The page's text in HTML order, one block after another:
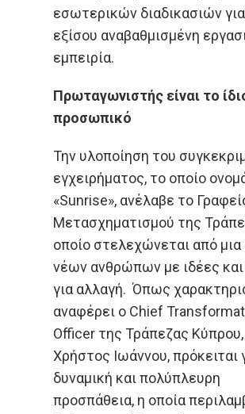
εσωτερικών διαδικασιών
εξίσου αναβαθμισμένη
εμπειρία.
Πρωταγωνιστής είναι το
προσωπικό
Την υλοποίηση του
εγχειρήματος, το οποίο
«Sunrise», ανέλαβε το
Μετασχηματισμού της
οποίο στελεχώνεται από
νέων ανθρώπων με ιδέες
για αλλαγή. Όπως
αναφέρει ο Chief
Officer της Τράπεζας Κύπρου,
Χρήστος Ιωάννου, πρόκειται
δυναμική και πολύπλευρη
προσπάθεια, η οποία